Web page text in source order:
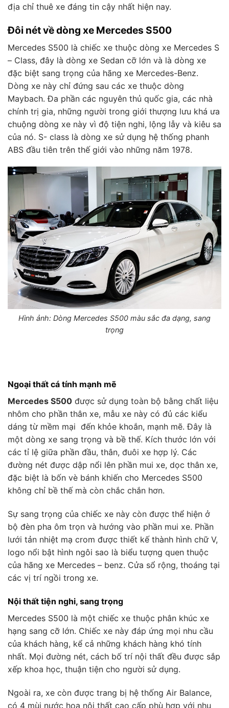
địa chỉ thuê xe đáng tin cậy nhất hiện nay.
Đôi nét về dòng xe Mercedes S500
Mercedes S500 là chiếc xe thuộc dòng xe Mercedes S
– Class, đây là dòng xe Sedan cỡ lớn và là dòng xe
đặc biệt sang trọng của hãng xe Mercedes-Benz.
Dòng xe này chỉ đứng sau các xe thuộc dòng
Maybach. Đa phần các nguyên thủ quốc gia, các nhà
chính trị gia, những người trong giới thượng lưu khá ưa
chuộng dòng xe này vì độ tiện nghi, lộng lẫy và kiêu sa
của nó. S- class là dòng xe sử dụng hệ thống phanh
ABS đầu tiên trên thế giới vào những năm 1978.
Hình ảnh: Dòng Mercedes S500 màu sắc đa dạng, sang
trọng
Ngoại thất cá tính mạnh mẽ
Mercedes S500 được sử dụng toàn bộ bằng chất liệu
nhôm cho phần thân xe, mẫu xe này có đủ các kiểu
dáng từ mềm mại đến khỏe khoắn, mạnh mẽ. Đây là
một dòng xe sang trọng và bề thế. Kích thước lớn với
các tỉ lệ giữa phần đầu, thân, đuôi xe hợp lý. Các
đường nét được dập nổi lên phần mui xe, dọc thân xe,
đặc biệt là bốn vè bánh khiến cho Mercedes S500
không chỉ bề thế mà còn chắc chắn hơn.
Sự sang trọng của chiếc xe này còn được thể hiện ở
bộ đèn pha ôm trọn và hướng vào phần mui xe. Phần
lưới tản nhiệt mạ crom được thiết kế thành hình chữ V,
logo nổi bật hình ngôi sao là biểu tượng quen thuộc
của hãng xe Mercedes – benz. Cửa sổ rộng, thoáng tại
các vị trí ngồi trong xe.
Nội thất tiện nghi, sang trọng
Mercedes S500 là một chiếc xe thuộc phân khúc xe
hạng sang cỡ lớn. Chiếc xe này đáp ứng mọi nhu cầu
của khách hàng, kể cả những khách hàng khó tính
nhất. Mọi đường nét, cách bố trí nội thất đều được sắp
xếp khoa học, thuận tiện cho người sử dụng.
Ngoài ra, xe còn được trang bị hệ thống Air Balance,
có 4 mùi nước hoa nội thất cao cấp phù hợp với nhu